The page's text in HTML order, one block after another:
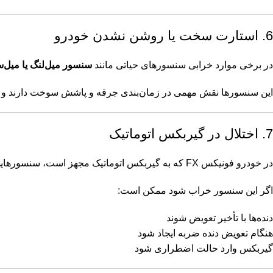
6. استارت سخت یا روشن نشدن خودرو
در برخی موارد خرابی سنسورهای حیاتی مانند سنسور میل‌لنگ یا
این سنسورها نقش مهمی در زمان‌بندی جرقه و پاشش سوخت دارند و
7. اختلال در گیربکس اتوماتیک
در خودرو فونیکس FX که به گیربکس اتوماتیک مجهز است، سنسورهایی مانند
اگر این سنسور خراب شود ممکن است:
دنده‌ها با تأخیر تعویض شوند
هنگام تعویض دنده ضربه ایجاد شود
گیربکس وارد حالت اضطراری شود